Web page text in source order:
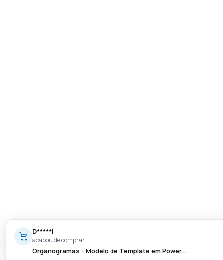
D*****i
acabou de comprar
Organogramas - Modelo de Template em Power…